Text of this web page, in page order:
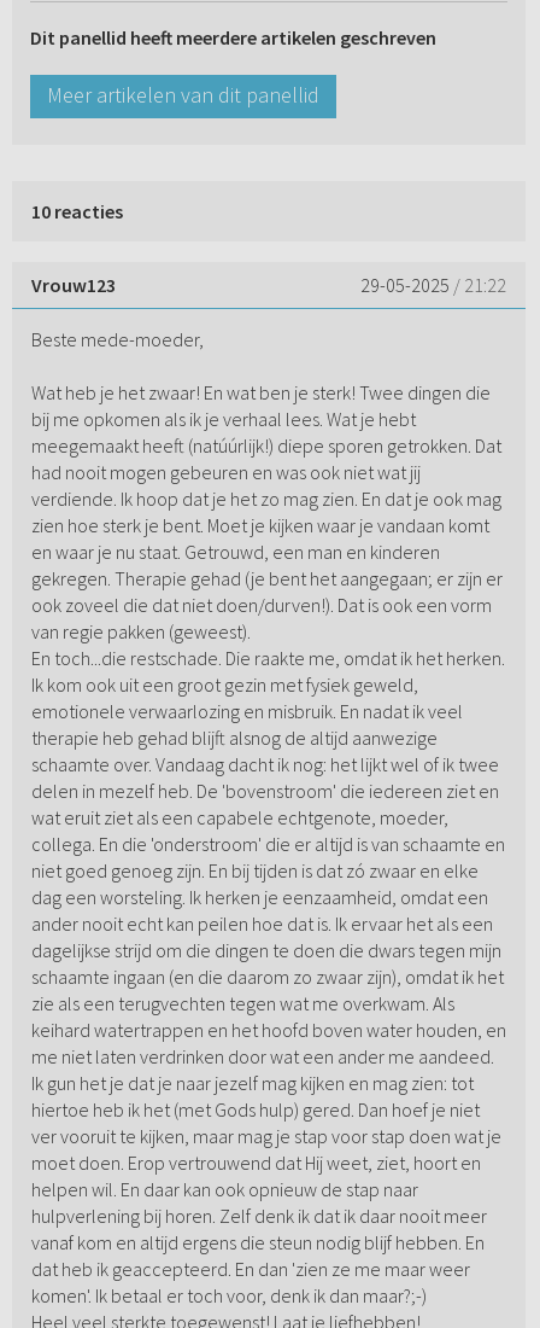
Dit panellid heeft meerdere artikelen geschreven
Meer artikelen van dit panellid
10 reacties
Vrouw123 29-05-2025 / 21:22
Beste mede-moeder,
Wat heb je het zwaar! En wat ben je sterk! Twee dingen die
bij me opkomen als ik je verhaal lees. Wat je hebt
meegemaakt heeft (natúúrlijk!) diepe sporen getrokken. Dat
had nooit mogen gebeuren en was ook niet wat jij
verdiende. Ik hoop dat je het zo mag zien. En dat je ook mag
zien hoe sterk je bent. Moet je kijken waar je vandaan komt
en waar je nu staat. Getrouwd, een man en kinderen
gekregen. Therapie gehad (je bent het aangegaan; er zijn er
ook zoveel die dat niet doen/durven!). Dat is ook een vorm
van regie pakken (geweest).
En toch...die restschade. Die raakte me, omdat ik het herken.
Ik kom ook uit een groot gezin met fysiek geweld,
emotionele verwaarlozing en misbruik. En nadat ik veel
therapie heb gehad blijft alsnog de altijd aanwezige
schaamte over. Vandaag dacht ik nog: het lijkt wel of ik twee
delen in mezelf heb. De 'bovenstroom' die iedereen ziet en
wat eruit ziet als een capabele echtgenote, moeder,
collega. En die 'onderstroom' die er altijd is van schaamte en
niet goed genoeg zijn. En bij tijden is dat zó zwaar en elke
dag een worsteling. Ik herken je eenzaamheid, omdat een
ander nooit echt kan peilen hoe dat is. Ik ervaar het als een
dagelijkse strijd om die dingen te doen die dwars tegen mijn
schaamte ingaan (en die daarom zo zwaar zijn), omdat ik het
zie als een terugvechten tegen wat me overkwam. Als
keihard watertrappen en het hoofd boven water houden, en
me niet laten verdrinken door wat een ander me aandeed.
Ik gun het je dat je naar jezelf mag kijken en mag zien: tot
hiertoe heb ik het (met Gods hulp) gered. Dan hoef je niet
ver vooruit te kijken, maar mag je stap voor stap doen wat je
moet doen. Erop vertrouwend dat Hij weet, ziet, hoort en
helpen wil. En daar kan ook opnieuw de stap naar
hulpverlening bij horen. Zelf denk ik dat ik daar nooit meer
vanaf kom en altijd ergens die steun nodig blijf hebben. En
dat heb ik geaccepteerd. En dan 'zien ze me maar weer
komen'. Ik betaal er toch voor, denk ik dan maar?;-)
Heel veel sterkte toegewenst! Laat je liefhebben!